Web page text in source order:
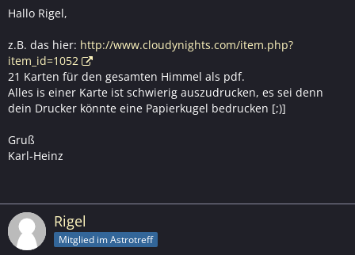
Hallo Rigel,
z.B. das hier: http://www.cloudynights.com/item.php?
item_id=1052
21 Karten für den gesamten Himmel als pdf.
Alles is einer Karte ist schwierig auszudrucken, es sei denn
dein Drucker könnte eine Papierkugel bedrucken [;)]
Gruß
Karl-Heinz
Rigel
Mitglied im Astrotreff